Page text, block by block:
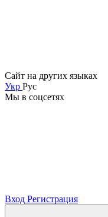
Сайт на других языках
Укр Рус
Мы в соцсетях
Вход Регистрация